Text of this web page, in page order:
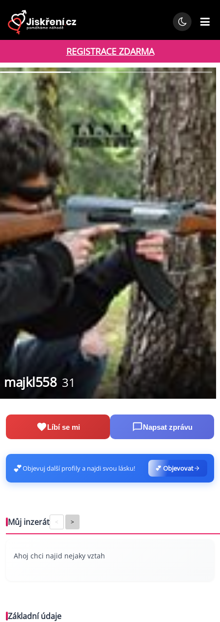
REGISTRACE ZDARMA
majkl558 31
Líbí se mi Napsat zprávu
💕Objevuj další profily a najdi svou lásku! 💕 Objevovat
Můj inzerát < >
Ahoj chci najid nejaky vztah
Základní údaje